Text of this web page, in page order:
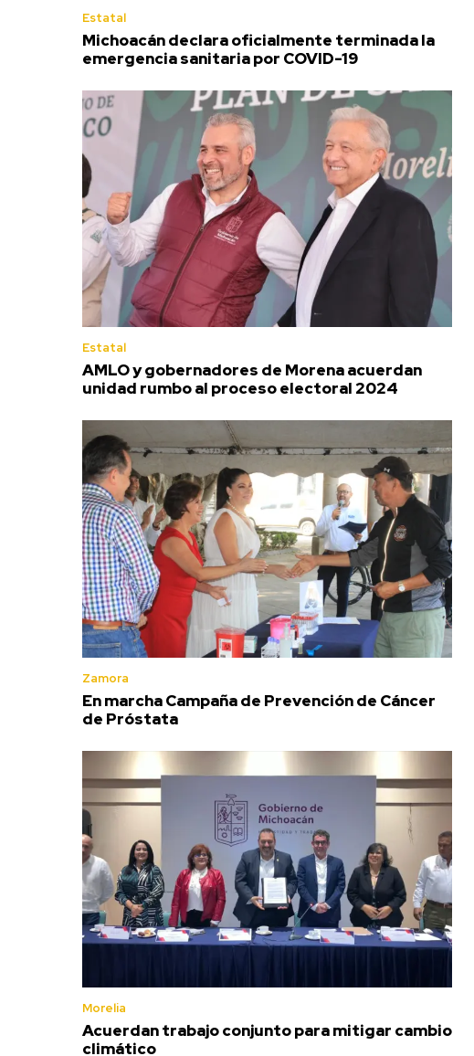
Estatal
Michoacán declara oficialmente terminada la
emergencia sanitaria por COVID-19
Estatal
AMLO y gobernadores de Morena acuerdan
unidad rumbo al proceso electoral 2024
Zamora
En marcha Campaña de Prevención de Cáncer
de Próstata
Morelia
Acuerdan trabajo conjunto para mitigar cambio
climático